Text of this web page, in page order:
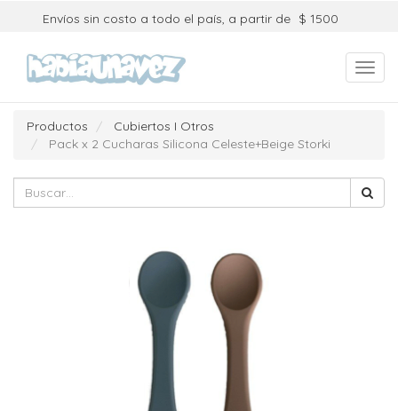
Envíos sin costo a todo el país, a partir de $ 1500
Productos
Cubiertos I Otros
Pack x 2 Cucharas Silicona Celeste+Beige Storki